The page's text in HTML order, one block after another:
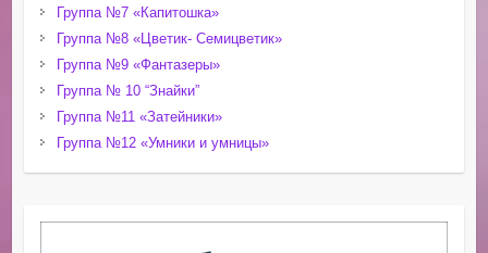
Группа №7 «Капитошка»
Группа №8 «Цветик- Семицветик»
Группа №9 «Фантазеры»
Группа № 10 “Знайки”
Группа №11 «Затейники»
Группа №12 «Умники и умницы»